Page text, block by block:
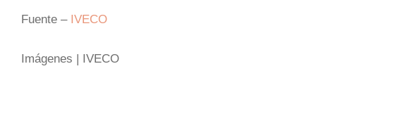
Fuente – IVECO
Imágenes | IVECO